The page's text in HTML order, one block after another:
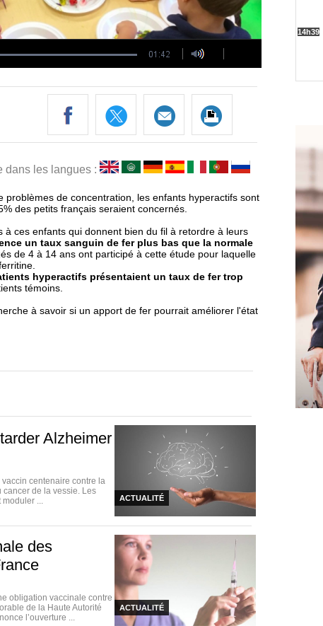
dans les langues :
problèmes de concentration, les enfants hyperactifs sont
des petits français seraient concernés.
à ces enfants qui donnent bien du fil à retordre à leurs
un taux sanguin de fer plus bas que la normale
de 4 à 14 ans ont participé à cette étude pour laquelle
hyperactifs présentaient un taux de fer trop
témoins.
à savoir si un apport de fer pourrait améliorer l'état
Alzheimer
ACTUALITÉ
centenaire contre la
de la vessie. Les
moduler ...
des
ACTUALITÉ
obligation vaccinale contre
de la Haute Autorité
l’ouverture ...